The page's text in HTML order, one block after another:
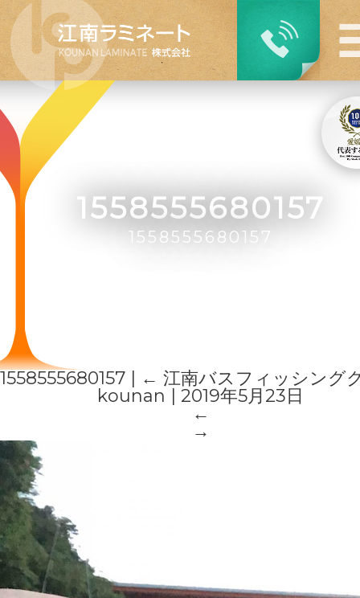
1558555680157
1558555680157 ← 江南バスフィッシング
kounan
|2019年5月23日
←
→